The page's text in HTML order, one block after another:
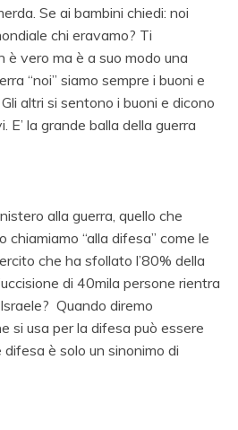
Se ai bambini chiedi: noi
chi eravamo? Ti
è vero ma è a suo modo una
“noi” siamo sempre i buoni e
altri si sentono i buoni e dicono
E’ la grande balla della guerra
alla guerra, quello che
chiamiamo “alla difesa” come le
che ha sfollato l’80% della
di 40mila persone rientra
Quando diremo
si usa per la difesa può essere
difesa è solo un sinonimo di